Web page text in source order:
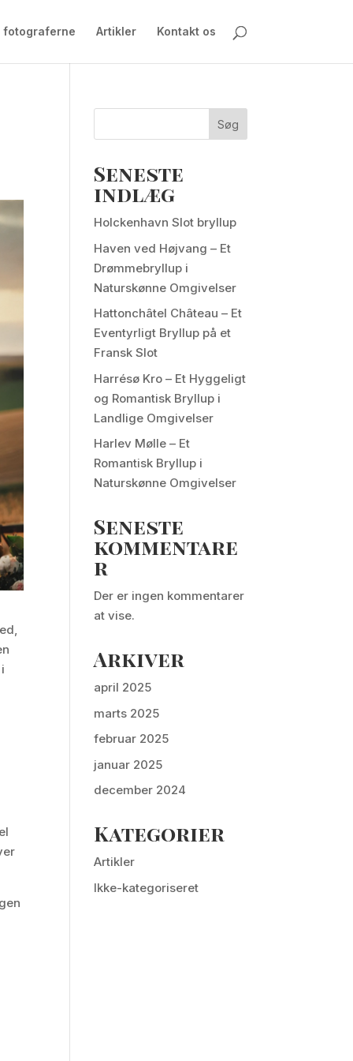
fotograferne Artikler Kontakt os
Søg
Seneste
indlæg
Holckenhavn Slot bryllup
Haven ved Højvang – Et
Drømmebryllup i
Naturskønne Omgivelser
Hattonchâtel Château – Et
Eventyrligt Bryllup på et
Fransk Slot
Harrésø Kro – Et Hyggeligt
og Romantisk Bryllup i
Landlige Omgivelser
Harlev Mølle – Et
Romantisk Bryllup i
Naturskønne Omgivelser
Seneste
kommentare
r
Der er ingen kommentarer
at vise.
Arkiver
april 2025
marts 2025
februar 2025
januar 2025
december 2024
Kategorier
Artikler
Ikke-kategoriseret